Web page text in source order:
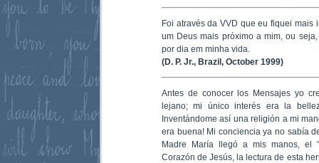
Foi através da VVD que eu fiquei mais
um Deus mais próximo a mim, ou
por dia em minha vida.
(D. P. Jr., Brazil, October 1999)
Antes de conocer los Mensajes yo
lejano; mi único interés era la
Inventándome así una religión a mi
era buena! Mi conciencia ya no sabía
Madre María llegó a mis manos, el
Corazón de Jesús, la lectura de esta